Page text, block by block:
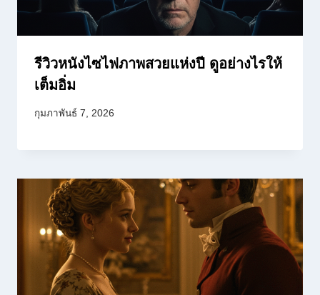
รีวิวหนังไซไฟภาพสวยแห่งปี ดูอย่างไรให้
เต็มอิ่ม
กุมภาพันธ์ 7, 2026